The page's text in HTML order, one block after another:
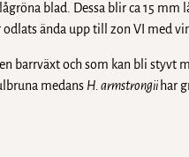
blad. Dessa blir ca 15
ända upp till zon VI med
barrväxt och som kan bli styvt
medans H. armstrongii har